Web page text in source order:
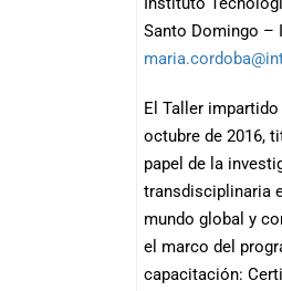
Santo Domingo –
El Taller impartido
octubre de 2016,
papel de la
transdisciplinaria
mundo global y
el marco del
capacitación: